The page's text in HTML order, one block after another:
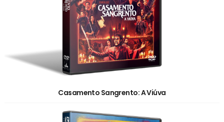
Casamento Sangrento: A Viúva